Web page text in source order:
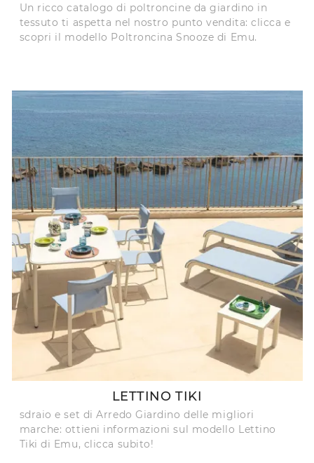
Un ricco catalogo di poltroncine da giardino in
tessuto ti aspetta nel nostro punto vendita: clicca e
scopri il modello Poltroncina Snooze di Emu.
LETTINO TIKI
sdraio e set di Arredo Giardino delle migliori
marche: ottieni informazioni sul modello Lettino
Tiki di Emu, clicca subito!